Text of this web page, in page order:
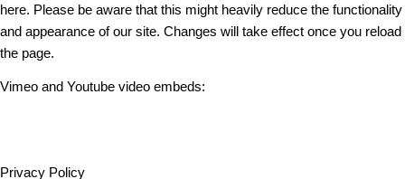
here. Please be aware that this might heavily reduce the functionality
and appearance of our site. Changes will take effect once you reload
the page.
Vimeo and Youtube video embeds:
Privacy Policy